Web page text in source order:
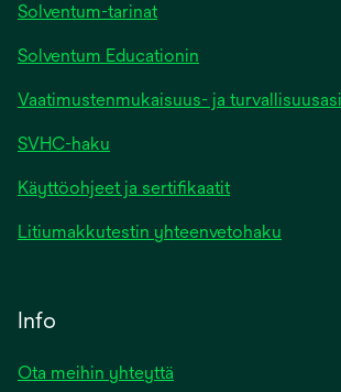
Solventum-tarinat
Solventum Educationin
Vaatimustenmukaisuus- ja
SVHC-haku
Käyttöohjeet ja sertifikaatit
Litiumakkutestin yhteenvetohaku
Info
Ota meihin yhteyttä